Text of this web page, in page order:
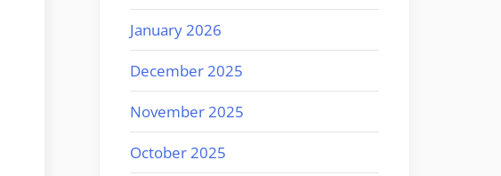
January 2026
December 2025
November 2025
October 2025